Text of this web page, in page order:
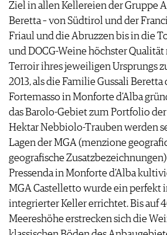
Ziel in allen Kellereien der Gruppe
Beretta – von Südtirol und der
Friaul und die Abruzzen bis in die
und DOCG-Weine höchster
Terroir ihres jeweiligen Ursprungs
2013, als die Familie Gussali Beretta
Fortemasso in Monforte d’Alba
das Barolo-Gebiet zum Portfolio
Hektar Nebbiolo-Trauben werden
Lagen der MGA (menzione
geografische
Pressenda in Monforte d’Alba
MGA Castelletto wurde ein perfekt
integrierter Keller errichtet. Bis auf
Meereshöhe erstrecken sich die